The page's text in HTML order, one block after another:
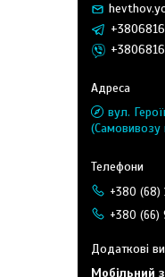
вул.
(Самовивозу
+380 (68)
+380
Мобільний